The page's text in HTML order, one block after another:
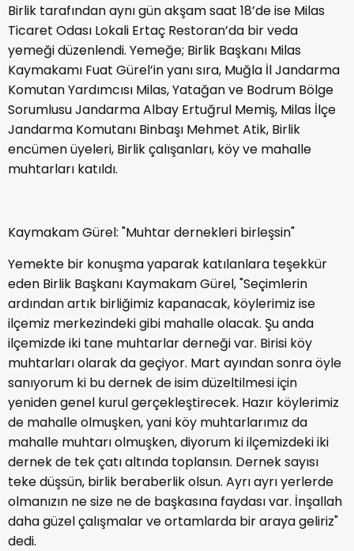
Birlik tarafından aynı gün akşam saat 18’de ise Milas
Ticaret Odası Lokali Ertaç Restoran’da bir veda
yemeği düzenlendi. Yemeğe; Birlik Başkanı Milas
Kaymakamı Fuat Gürel’in yanı sıra, Muğla İl Jandarma
Komutan Yardımcısı Milas, Yatağan ve Bodrum Bölge
Sorumlusu Jandarma Albay Ertuğrul Memiş, Milas İlçe
Jandarma Komutanı Binbaşı Mehmet Atik, Birlik
encümen üyeleri, Birlik çalışanları, köy ve mahalle
muhtarları katıldı.
Kaymakam Gürel: "Muhtar dernekleri birleşsin"
Yemekte bir konuşma yaparak katılanlara teşekkür
eden Birlik Başkanı Kaymakam Gürel, "Seçimlerin
ardından artık birliğimiz kapanacak, köylerimiz ise
ilçemiz merkezindeki gibi mahalle olacak. Şu anda
ilçemizde iki tane muhtarlar derneği var. Birisi köy
muhtarları olarak da geçiyor. Mart ayından sonra öyle
sanıyorum ki bu dernek de isim düzeltilmesi için
yeniden genel kurul gerçekleştirecek. Hazır köylerimiz
de mahalle olmuşken, yani köy muhtarlarımız da
mahalle muhtarı olmuşken, diyorum ki ilçemizdeki iki
dernek de tek çatı altında toplansın. Dernek sayısı
teke düşsün, birlik beraberlik olsun. Ayrı ayrı yerlerde
olmanızın ne size ne de başkasına faydası var. İnşallah
daha güzel çalışmalar ve ortamlarda bir araya geliriz"
dedi.